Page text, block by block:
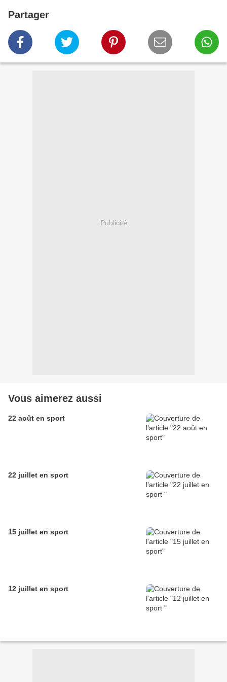
Partager
Publicité
Vous aimerez aussi
22 août en sport
22 juillet en sport
15 juillet en sport
12 juillet en sport